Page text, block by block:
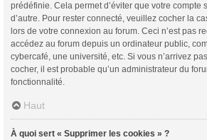
prédéfinie. Cela permet d’éviter que votre compte
d’autre. Pour rester connecté, veuillez cocher la
lors de votre connexion au forum. Ceci n’est pas
accédez au forum depuis un ordinateur public,
cybercafé, une université, etc. Si vous n’arrivez
cocher, il est probable qu’un administrateur du
fonctionnalité.
Haut
À quoi sert « Supprimer les cookies » ?